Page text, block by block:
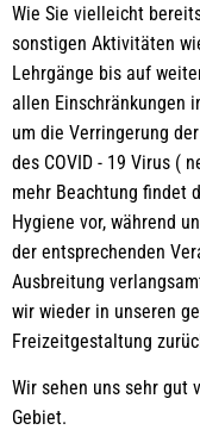
Wie Sie vielleicht
sonstigen Aktivitäten
Lehrgänge bis auf
allen Einschränkungen
um die Verringerung
des COVID - 19 Virus (
mehr Beachtung findet
Hygiene vor, während
der entsprechenden
Ausbreitung
wir wieder in unseren
Freizeitgestaltung
Wir sehen uns sehr gut
Gebiet.